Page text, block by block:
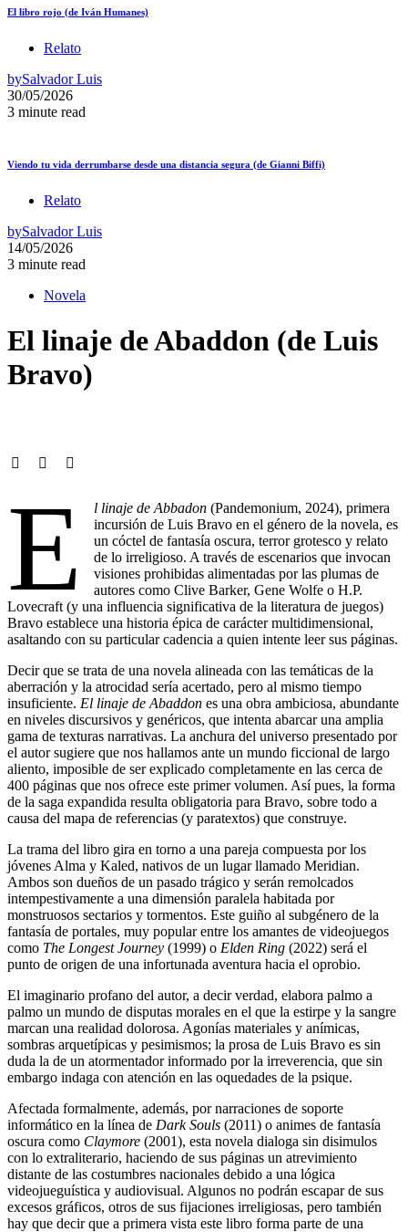
El libro rojo (de Iván Humanes)
Relato
bySalvador Luis
30/05/2026
3 minute read
Viendo tu vida derrumbarse desde una distancia segura (de Gianni Biffi)
Relato
bySalvador Luis
14/05/2026
3 minute read
Novela
El linaje de Abaddon (de Luis
Bravo)
E l linaje de Abbadon (Pandemonium, 2024), primera
incursión de Luis Bravo en el género de la novela, es
un cóctel de fantasía oscura, terror grotesco y relato
de lo irreligioso. A través de escenarios que invocan
visiones prohibidas alimentadas por las plumas de
autores como Clive Barker, Gene Wolfe o H.P.
Lovecraft (y una influencia significativa de la literatura de juegos)
Bravo establece una historia épica de carácter multidimensional,
asaltando con su particular cadencia a quien intente leer sus páginas.
Decir que se trata de una novela alineada con las temáticas de la
aberración y la atrocidad sería acertado, pero al mismo tiempo
insuficiente. El linaje de Abaddon es una obra ambiciosa, abundante
en niveles discursivos y genéricos, que intenta abarcar una amplia
gama de texturas narrativas. La anchura del universo presentado por
el autor sugiere que nos hallamos ante un mundo ficcional de largo
aliento, imposible de ser explicado completamente en las cerca de
400 páginas que nos ofrece este primer volumen. Así pues, la forma
de la saga expandida resulta obligatoria para Bravo, sobre todo a
causa del mapa de referencias (y paratextos) que construye.
La trama del libro gira en torno a una pareja compuesta por los
jóvenes Alma y Kaled, nativos de un lugar llamado Meridian.
Ambos son dueños de un pasado trágico y serán remolcados
intempestivamente a una dimensión paralela habitada por
monstruosos sectarios y tormentos. Este guiño al subgénero de la
fantasía de portales, muy popular entre los amantes de videojuegos
como The Longest Journey (1999) o Elden Ring (2022) será el
punto de origen de una infortunada aventura hacia el oprobio.
El imaginario profano del autor, a decir verdad, elabora palmo a
palmo un mundo de disputas morales en el que la estirpe y la sangre
marcan una realidad dolorosa. Agonías materiales y anímicas,
sombras arquetípicas y pesimismos; la prosa de Luis Bravo es sin
duda la de un atormentador informado por la irreverencia, que sin
embargo indaga con atención en las oquedades de la psique.
Afectada formalmente, además, por narraciones de soporte
informático en la línea de Dark Souls (2011) o animes de fantasía
oscura como Claymore (2001), esta novela dialoga sin disimulos
con lo extraliterario, haciendo de sus páginas un atrevimiento
distante de las costumbres nacionales debido a una lógica
videojueguística y audiovisual. Algunos no podrán escapar de sus
excesos gráficos, otros de sus fijaciones irreligiosas, pero también
hay que decir que a primera vista este libro forma parte de una